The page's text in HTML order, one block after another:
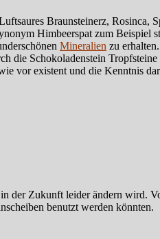
Braunsteinerz, Rosinca,
Himbeerspat zum Beispiel
Mineralien zu
die Schokoladenstein
vor existent und die Kenntnis
der Zukunft leider ändern wird.
benutzt werden könnten.